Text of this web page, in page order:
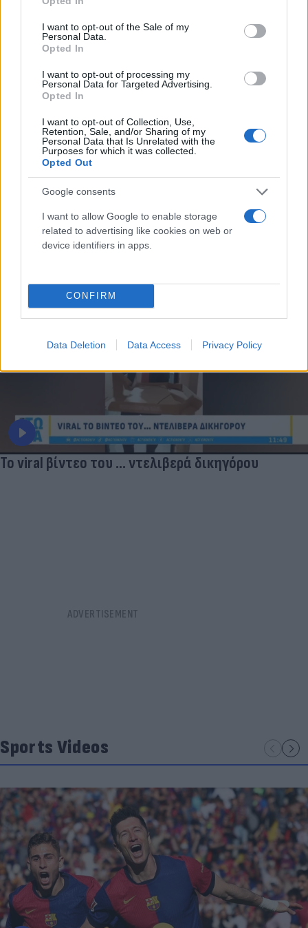
use your data for below specified purposes in below Google
consent section.
I want to opt-out of the Sale of my
Personal Data.
Opted In
I want to opt-out of processing my
Personal Data for Targeted Advertising.
Opted In
I want to opt-out of Collection, Use,
Retention, Sale, and/or Sharing of my
Personal Data that Is Unrelated with the
Purposes for which it was collected.
Opted Out
Google consents
I want to allow Google to enable storage
related to advertising like cookies on web or
device identifiers in apps.
CONFIRM
Data Deletion Data Access Privacy Policy
Τι λένε τα άστρα για τον Φεβρουάριο - Οι
προβλέψεις της Αθηνάς Βαγενά
Χιούμορ
Το viral βίντεο του ... ντελιβερά δικηγόρου
Sports Videos